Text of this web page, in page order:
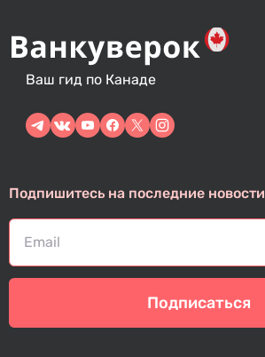
Ваш гид по Канаде
Подпишитесь на последние новости
Подписаться